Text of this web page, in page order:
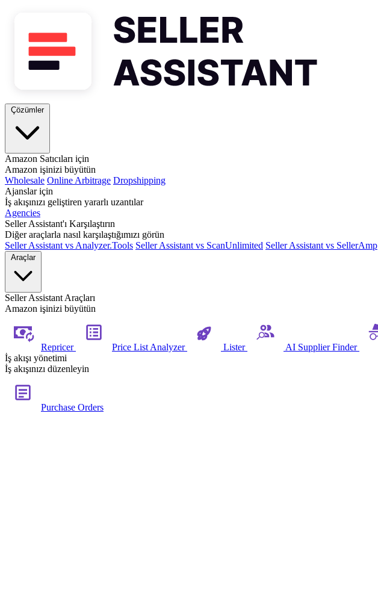
Çözümler
Amazon Satıcıları için
Amazon işinizi büyütün
Wholesale Online Arbitrage Dropshipping
Ajanslar için
İş akışınızı geliştiren yararlı uzantılar
Agencies
Seller Assistant'ı Karşılaştırın
Diğer araçlarla nasıl karşılaştığımızı görün
Seller Assistant vs Analyzer.Tools Seller Assistant vs ScanUnlimited Seller Assistant vs SellerAmp
Araçlar
Seller Assistant Araçları
Amazon işinizi büyütün
Repricer Price List Analyzer Lister AI Supplier Finder
İş akışı yönetimi
İş akışınızı düzenleyin
Purchase Orders